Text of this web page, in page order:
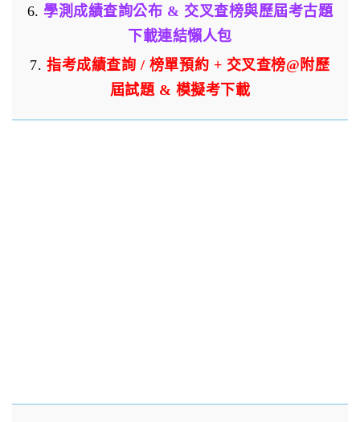
6. 學測成績查詢公布 & 交叉查榜與歷屆考古題
下載連結懶人包
7.指考成績查詢 / 榜單預約 + 交叉查榜@附歷
屆試題 & 模擬考下載